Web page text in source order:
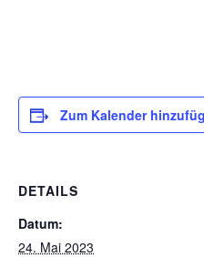
Zum Kalender
DETAILS
Datum:
24. Mai 2023